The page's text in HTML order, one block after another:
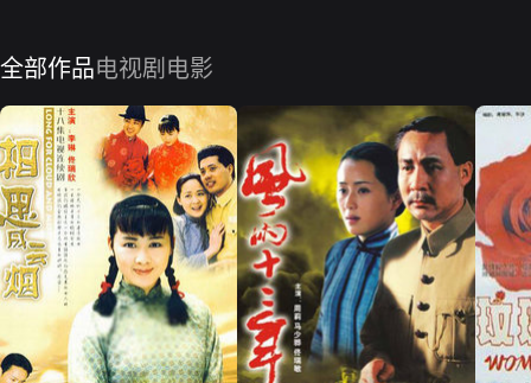
全部作品电视剧 电影